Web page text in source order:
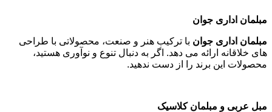
مبلمان اداری جوان
مبلمان اداری جوان با ترکیب هنر و صنعت، محصولاتی با طراحی
های خلاقانه ارائه می دهد. اگر به دنبال تنوع و نوآوری هستید،
محصولات این برند را از دست ندهید.
مبل عربی و مبلمان کلاسیک